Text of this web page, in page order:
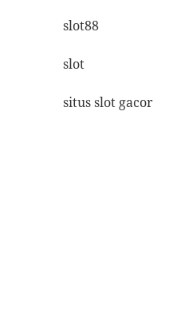
slot88
slot
situs slot gacor